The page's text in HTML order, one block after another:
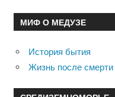
МИФ О МЕДУЗЕ
История бытия
Жизнь после смерти